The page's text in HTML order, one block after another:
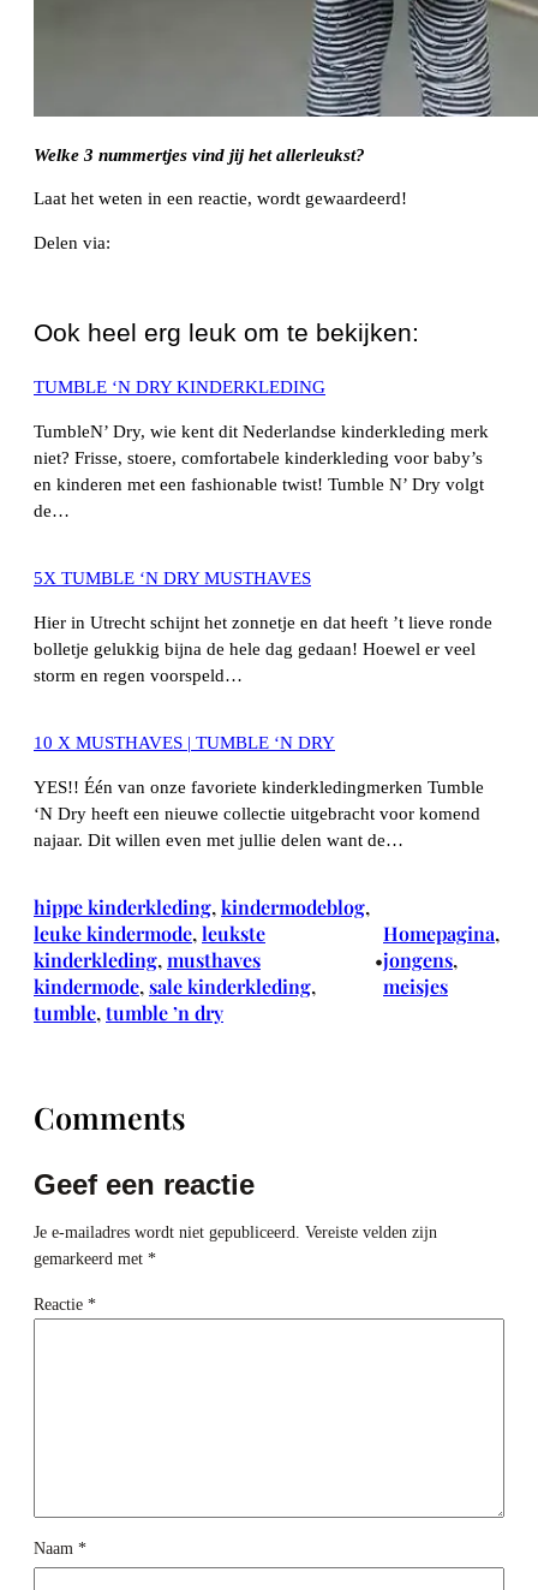
Welke 3 nummertjes vind jij het allerleukst?
Laat het weten in een reactie, wordt gewaardeerd!
Delen via:
Ook heel erg leuk om te bekijken:
TUMBLE ‘N DRY KINDERKLEDING
TumbleN’ Dry, wie kent dit Nederlandse kinderkleding merk
niet? Frisse, stoere, comfortabele kinderkleding voor baby’s
en kinderen met een fashionable twist! Tumble N’ Dry volgt
de…
5X TUMBLE ‘N DRY MUSTHAVES
Hier in Utrecht schijnt het zonnetje en dat heeft ’t lieve ronde
bolletje gelukkig bijna de hele dag gedaan! Hoewel er veel
storm en regen voorspeld…
10 X MUSTHAVES | TUMBLE ‘N DRY
YES!! Één van onze favoriete kinderkledingmerken Tumble
‘N Dry heeft een nieuwe collectie uitgebracht voor komend
najaar. Dit willen even met jullie delen want de…
hippe kinderkleding, kindermodeblog
leuke kindermode, leukste
kinderkleding, musthaves
kindermode, sale kinderkleding
tumble, tumble ’n dry
•
Homepagina
jongens
meisjes
Comments
Geef een reactie
Je e-mailadres wordt niet gepubliceerd. Vereiste velden zijn
gemarkeerd met *
Reactie *
Naam *